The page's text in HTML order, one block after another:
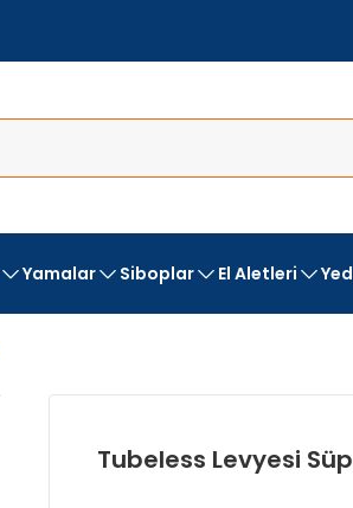
Yamalar Siboplar El Aletleri
Tubeless Levyesi